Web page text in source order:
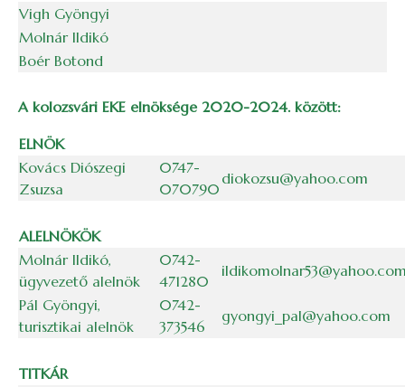
Vigh Gyöngyi
Molnár Ildikó
Boér Botond
A kolozsvári EKE elnöksége 2020-2024. között:
ELNÖK
Kovács Diószegi
Zsuzsa
0747-
070790
diokozsu@yahoo.com
ALELNÖKÖK
Molnár Ildikó,
ügyvezető alelnök
0742-
471280
Pál Gyöngyi,
turisztikai alelnök
0742-
373546
gyongyi_pal@yahoo.com
TITKÁR